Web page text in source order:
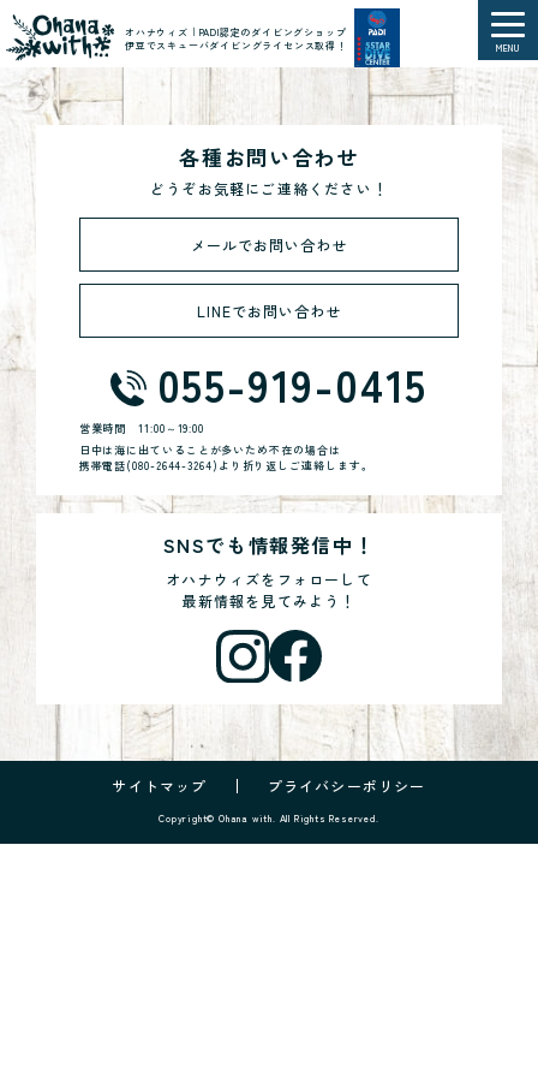
オハナウィズ｜PADI認定のダイビングショップ
伊豆でスキューバダイビングライセンス取得！
MENU
各種お問い合わせ
どうぞお気軽にご連絡ください！
メールでお問い合わせ
LINEでお問い合わせ
055-919-0415
営業時間11:00～19:00
日中は海に出ていることが多いため不在の場合は
携帯電話(080-2644-3264)より折り返しご連絡します。
SNSでも情報発信中！
オハナウィズをフォローして
最新情報を見てみよう！
サイトマップ プライバシーポリシー
Copyright© Ohana with. All Rights Reserved.